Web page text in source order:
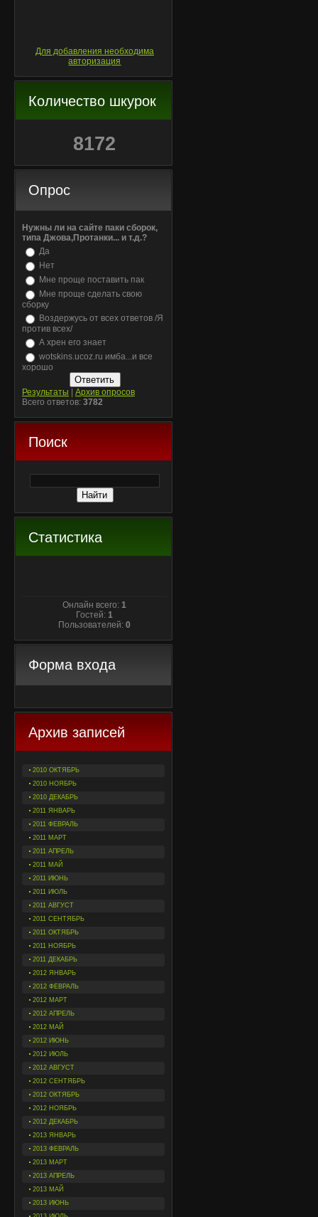
Для добавления необходима
авторизация
Количество шкурок
8172
Опрос
Нужны ли на сайте паки сборок,
типа Джова,Протанки... и т.д.?
Да
Нет
Мне проще поставить пак
Мне проще сделать свою
сборку
Воздержусь от всех ответов /Я
против всех/
А хрен его знает
wotskins.ucoz.ru имба...и все
хорошо
Результаты
Архив опросов
Всего ответов: 3782
Поиск
Статистика
Онлайн всего:1
Гостей:1
Пользователей:0
Форма входа
Архив записей
2010 ОКТЯБРЬ
2010 НОЯБРЬ
2010 ДЕКАБРЬ
2011 ЯНВАРЬ
2011 ФЕВРАЛЬ
2011 МАРТ
2011 АПРЕЛЬ
2011 МАЙ
2011 ИЮНЬ
2011 ИЮЛЬ
2011 АВГУСТ
2011 СЕНТЯБРЬ
2011 ОКТЯБРЬ
2011 НОЯБРЬ
2011 ДЕКАБРЬ
2012 ЯНВАРЬ
2012 ФЕВРАЛЬ
2012 МАРТ
2012 АПРЕЛЬ
2012 МАЙ
2012 ИЮНЬ
2012 ИЮЛЬ
2012 АВГУСТ
2012 СЕНТЯБРЬ
2012 ОКТЯБРЬ
2012 НОЯБРЬ
2012 ДЕКАБРЬ
2013 ЯНВАРЬ
2013 ФЕВРАЛЬ
2013 МАРТ
2013 АПРЕЛЬ
2013 МАЙ
2013 ИЮНЬ